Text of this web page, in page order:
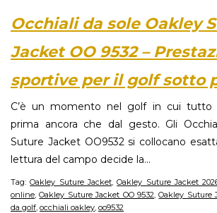
Occhiali da sole Oakley
Jacket OO 9532 –
sportive per il golf sotto
C’è un momento nel golf in cui tutto
prima ancora che dal gesto. Gli
Suture Jacket OO9532 si collocano
lettura del campo decide la...
Tag:Oakley Suture Jacket,Oakley Suture Jacket
online ,Oakley Suture Jacket OO 9532 ,Oakley Suture
da golf occhiali oakley oo9532